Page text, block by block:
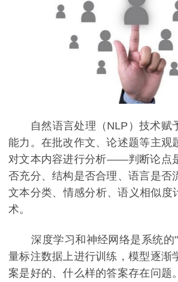
自然语言处理（NLP）技术赋
能力。在批改作文、论述题等主观
对文本内容进行分析——判断论点
否充分、结构是否合理、语言是否
文本分类、情感分析、语义相似度
术。
深度学习和神经网络是系统的"
量标注数据上进行训练，模型逐渐
案是好的、什么样的答案存在问题